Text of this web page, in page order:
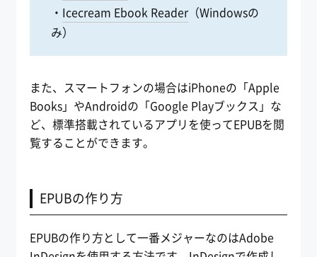
・ Icecream Ebook Reader（Windowsの
み）
また、スマートフォンの場合はiPhoneの「Apple
Books」やAndroidの「Google Playブックス」な
ど、標準搭載されているアプリを使ってEPUBを閲
覧することができます。
EPUBの作り方
EPUBの作り方として一番メジャーなのはAdobe